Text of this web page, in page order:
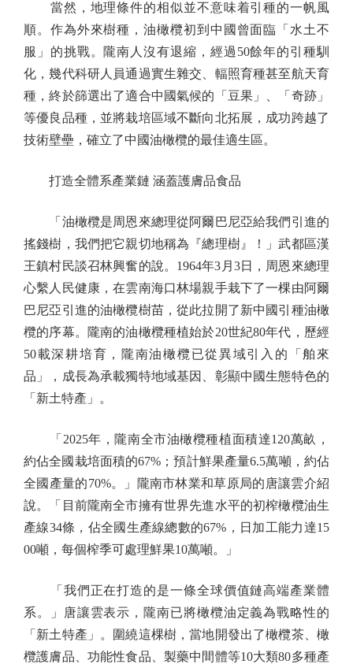
當然，地理條件的相似並不意味着引種的一帆風
順。作為外來樹種，油橄欖初到中國曾面臨「水土不
服」的挑戰。隴南人沒有退縮，經過50餘年的引種馴
化，幾代科研人員通過實生雜交、輻照育種甚至航天育
種，終於篩選出了適合中國氣候的「豆果」、「奇跡」
等優良品種，並將栽培區域不斷向北拓展，成功跨越了
技術壁壘，確立了中國油橄欖的最佳適生區。
打造全體系產業鏈 涵蓋護膚品食品
「油橄欖是周恩來總理從阿爾巴尼亞給我們引進的
搖錢樹，我們把它親切地稱為『總理樹』！」武都區漢
王鎮村民談召林興奮的說。1964年3月3日，周恩來總理
心繫人民健康，在雲南海口林場親手栽下了一棵由阿爾
巴尼亞引進的油橄欖樹苗，從此拉開了新中國引種油橄
欖的序幕。隴南的油橄欖種植始於20世紀80年代，歷經
50載深耕培育，隴南油橄欖已從異域引入的「舶來
品」，成長為承載獨特地域基因、彰顯中國生態特色的
「新土特產」。
「2025年，隴南全市油橄欖種植面積達120萬畝，
約佔全國栽培面積的67%；預計鮮果產量6.5萬噸，約佔
全國產量的70%。」隴南市林業和草原局的唐讓雲介紹
說。「目前隴南全市擁有世界先進水平的初榨橄欖油生
產線34條，佔全國生產線總數的67%，日加工能力達15
00噸，每個榨季可處理鮮果10萬噸。」
「我們正在打造的是一條全球價值鏈高端產業體
系。」唐讓雲表示，隴南已將橄欖油定義為戰略性的
「新土特產」。圍繞這棵樹，當地開發出了橄欖茶、橄
欖護膚品、功能性食品、製藥中間體等10大類80多種產